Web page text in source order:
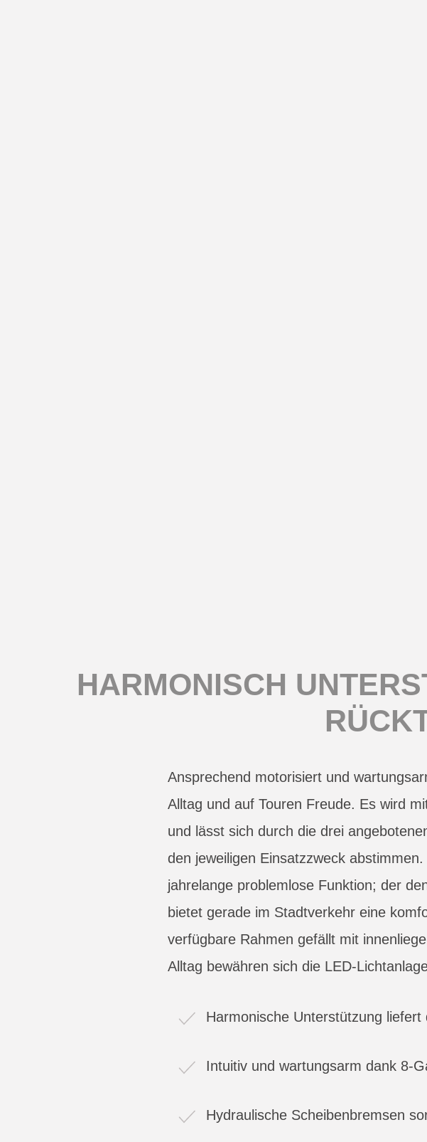
HARMONISCH
Ansprechend motorisiert und
Alltag und auf Touren Freude. Es wird
und lässt sich durch die drei
den jeweiligen Einsatzzweck
jahrelange problemlose Funktion; der
bietet gerade im Stadtverkehr eine
verfügbare Rahmen gefällt mit
Alltag bewähren sich die LED-
Harmonische Unterstützung
Intuitiv und wartungsarm dank 8-
Hydraulische Scheibenbremsen